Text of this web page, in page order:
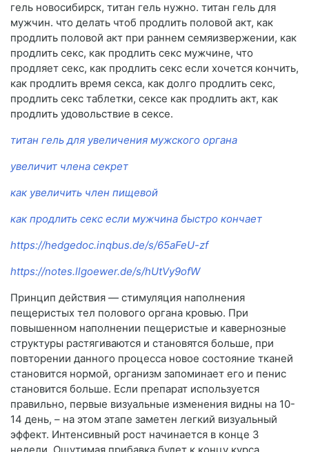
гель новосибирск, титан гель нужно. титан гель для
мужчин. что делать чтоб продлить половой акт, как
продлить половой акт при раннем семяизвержении, как
продлить секс, как продлить секс мужчине, что
продляет секс, как продлить секс если хочется кончить,
как продлить время секса, как долго продлить секс,
продлить секс таблетки, сексе как продлить акт, как
продлить удовольствие в сексе.
титан гель для увеличения мужского органа
увеличит члена секрет
как увеличить член пищевой
как продлить секс если мужчина быстро кончает
https://hedgedoc.inqbus.de/s/65aFeU-zf
https://notes.llgoewer.de/s/hUtVy9ofW
Принцип действия — стимуляция наполнения
пещеристых тел полового органа кровью. При
повышенном наполнении пещеристые и кавернозные
структуры растягиваются и становятся больше, при
повторении данного процесса новое состояние тканей
становится нормой, организм запоминает его и пенис
становится больше. Если препарат используется
правильно, первые визуальные изменения видны на 10-
14 день, – на этом этапе заметен легкий визуальный
эффект. Интенсивный рост начинается в конце 3